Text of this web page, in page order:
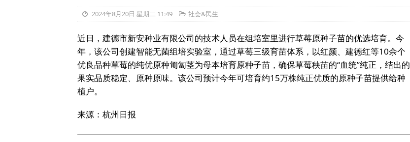
2024年8月20日 星期二 11:49 社会&民生
近日，建德市新安种业有限公司的技术人员在组培室里进行草莓原种子苗的优选培育。今
年，该公司创建智能无菌组培实验室，通过草莓三级育苗体系，以红颜、建德红等10余个
优良品种草莓的纯优原种匍匐茎为母本培育原种子苗，确保草莓秧苗的“血统”纯正，结出的
果实品质稳定、原种原味。该公司预计今年可培育约15万株纯正优质的原种子苗提供给种
植户。
来源：杭州日报